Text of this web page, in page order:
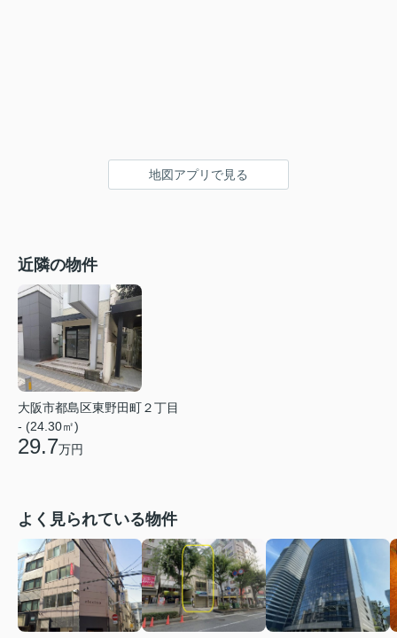
地図アプリで見る
近隣の物件
大阪市都島区東野田町２丁目
- (24.30㎡)
29.7万円
よく見られている物件